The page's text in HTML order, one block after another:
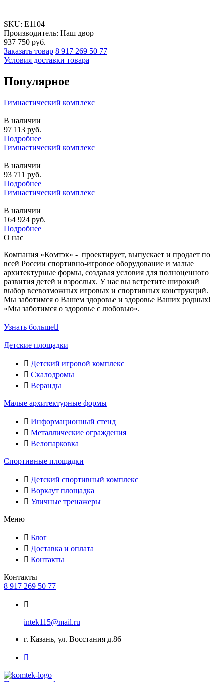
SKU: E1104
Производитель: Наш двор
937 750 руб.
Заказать товар 8 917 269 50 77
Условия доставки товара
Популярное
Гимнастический комплекс
В наличии
97 113 руб.
Подробнее
Гимнастический комплекс
В наличии
93 711 руб.
Подробнее
Гимнастический комплекс
В наличии
164 924 руб.
Подробнее
О нас
Компания «Комтэк» - проектирует, выпускает и продает по
всей России спортивно-игровое оборудование и малые
архитектурные формы, создавая условия для полноценного
развития детей и взрослых. У нас вы встретите широкий
выбор всевозможных игровых и спортивных конструкций.
Мы заботимся о Вашем здоровье и здоровье Ваших родных!
«Мы заботимся о здоровье с любовью».
Узнать больше
Детские площадки
Детский игровой комплекс
Скалодромы
Веранды
Малые архитектурные формы
Информационный стенд
Металлические ограждения
Велопарковка
Спортивные площадки
Детский спортивный комплекс
Воркаут площадка
Уличные тренажеры
Меню
Блог
Доставка и оплата
Контакты
Контакты
8 917 269 50 77
intek115@mail.ru
г. Казань, ул. Восстания д.86